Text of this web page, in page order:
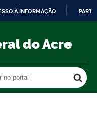
À INFORMAÇÃO
do Acre
Buscar no portal